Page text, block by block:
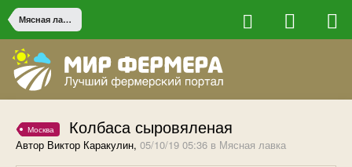
Мясная лавка
Москва Колбаса сыровяленая
Автор Виктор Каракулин, 05/10/19 05:36 в Мясная лавка